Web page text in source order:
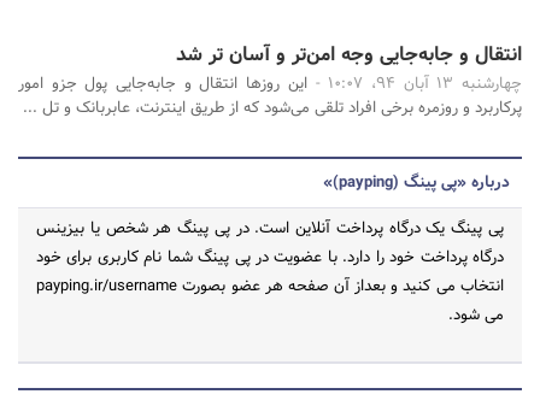
انتقال و جابه‌جایی وجه امن‌تر و آسان تر شد
چهارشنبه 13 آبان 94، 10:07 -
این روزها انتقال و جابه‌جایی پول جزو امور
پرکاربرد و روزمره برخی افراد تلقی می‌شود که از طریق اینترنت، عابربانک و تل ...
درباره «پی پینگ (payping)»
پی پینگ یک درگاه پرداخت آنلاین است. در پی پینگ هر شخص یا بیزینس
درگاه پرداخت خود را دارد. با عضویت در پی پینگ شما نام کاربری برای خود
انتخاب می کنید و بعداز آن صفحه هر عضو بصورت payping.ir/username
می شود.